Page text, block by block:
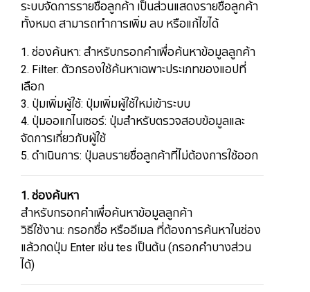
ระบบจัดการรายชื่อลูกค้า เป็นส่วนแสดงรายชื่อลูกค้า
ทั้งหมด สามารถทำการเพิ่ม ลบ หรือแก้ไขได้
1. ช่องค้นหา: สำหรับกรอกคำเพื่อค้นหาข้อมูลลูกค้า
2. Filter: ตัวกรองใช้ค้นหาเฉพาะประเภทของแอปที่
เลือก
3. ปุ่มเพิ่มผู้ใช้: ปุ่มเพิ่มผู้ใช้ใหม่เข้าระบบ
​​​​​​​4. ปุ่มออแกไนเซอร์: ปุ่มสำหรับตรวจสอบข้อมูลและ
จัดการเกี่ยวกับผู้ใช้
5. ดำเนินการ: ปุ่มลบรายชื่อลูกค้าที่ไม่ต้องการใช้ออก
1. ช่องค้นหา
สำหรับกรอกคำเพื่อค้นหาข้อมูลลูกค้า
วิธีใช้งาน: กรอกชื่อ หรืออีเมล ที่ต้องการค้นหาในช่อง
แล้วกดปุ่ม Enter เช่น tes เป็นต้น (กรอกคำบางส่วน
ได้)